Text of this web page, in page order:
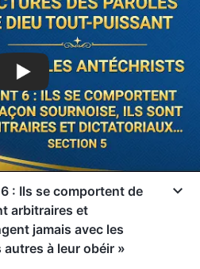
: Ils se comportent de
arbitraires et
jamais avec les
à leur obéir »